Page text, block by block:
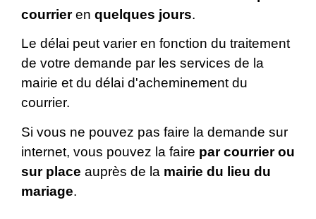
courrieren quelques jours.
Le délai peut varier en fonction du traitement
de votre demande par les services de la
mairie et du délai d'acheminement du
courrier.
Si vous ne pouvez pas faire la demande sur
internet, vous pouvez la faire par courrier ou
sur place auprès de la mairie du lieu du
mariage.